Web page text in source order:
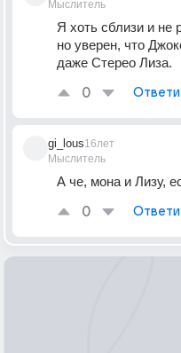
Мыслитель
Я хоть сблизи и не
но уверен, что
даже Стерео Лиза.
0
gi_lous
Мыслитель
16лет
А че, мона и Лизу,
0